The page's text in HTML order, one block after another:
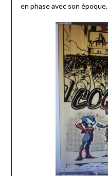
en phase avec son époque.